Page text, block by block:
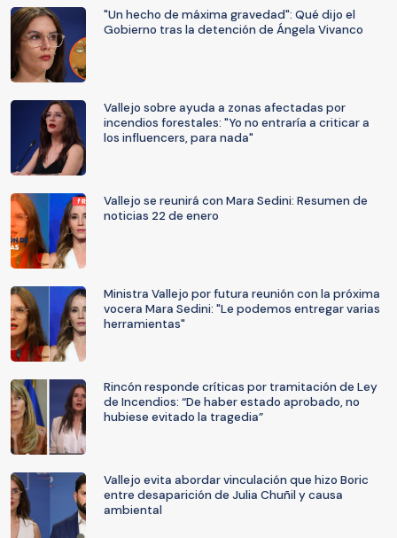
"Un hecho de máxima gravedad": Qué dijo el
Gobierno tras la detención de Ángela Vivanco
Vallejo sobre ayuda a zonas afectadas por
incendios forestales: "Yo no entraría a criticar a
los influencers, para nada"
Vallejo se reunirá con Mara Sedini: Resumen de
noticias 22 de enero
Ministra Vallejo por futura reunión con la próxima
vocera Mara Sedini: "Le podemos entregar varias
herramientas"
Rincón responde críticas por tramitación de Ley
de Incendios: “De haber estado aprobado, no
hubiese evitado la tragedia”
Vallejo evita abordar vinculación que hizo Boric
entre desaparición de Julia Chuñil y causa
ambiental